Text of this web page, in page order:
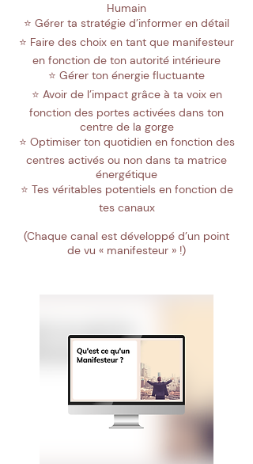
Humain
⭐️ Gérer ta stratégie d’informer en détail
⭐️ Faire des choix en tant que manifesteur
en fonction de ton autorité intérieure
⭐️ Gérer ton énergie fluctuante
⭐️ Avoir de l’impact grâce à ta voix en
fonction des portes activées dans ton
centre de la gorge
⭐️ Optimiser ton quotidien en fonction des
centres activés ou non dans ta matrice
énergétique
⭐️ Tes véritables potentiels en fonction de
tes canaux
(Chaque canal est développé d’un point
de vu « manifesteur » !)